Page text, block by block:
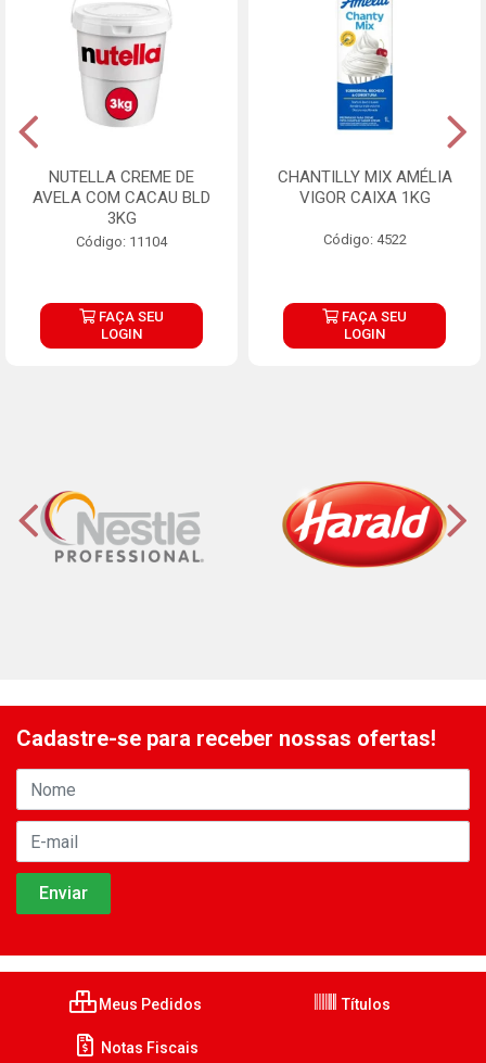
NUTELLA CREME DE
AVELA COM CACAU BLD
3KG
Código: 11104
FAÇA SEU
LOGIN
CHANTILLY MIX AMÉLIA
VIGOR CAIXA 1KG
Código: 4522
FAÇA SEU
LOGIN
Cadastre-se para receber nossas ofertas!
Meus Pedidos Títulos
Notas Fiscais